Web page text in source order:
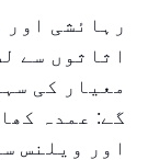
رہائشی اور
اثاثوں سے
معیار کی
گے: عمدہ
اور ویلنس